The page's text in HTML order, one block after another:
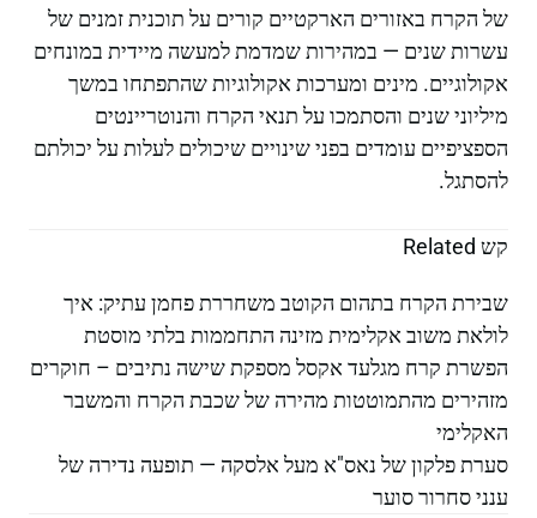
של הקרח באזורים הארקטיים קורים על תוכנית זמנים של
עשרות שנים — במהירות שמדמת למעשה מיידית במונחים
אקולוגיים. מינים ומערכות אקולוגיות שהתפתחו במשך
מיליוני שנים והסתמכו על תנאי הקרח והנוטריינטים
הספציפיים עומדים בפני שינויים שיכולים לעלות על יכולתם
להסתגל.
קש Related
שבירת הקרח בתהום הקוטב משחררת פחמן עתיק: איך
לולאת משוב אקלימית מזינה התחממות בלתי מוסטת
הפשרת קרח מגלעד אקסל מספקת שישה נתיבים – חוקרים
מזהירים מהתמוטטות מהירה של שכבת הקרח והמשבר
האקלימי
סערת פלקון של נאס"א מעל אלסקה — תופעה נדירה של
ענני סחרור סוער